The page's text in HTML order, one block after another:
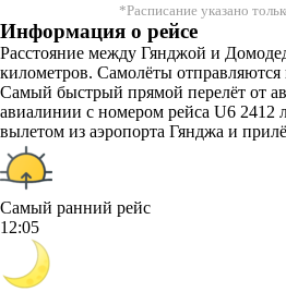
*Расписание указано
Информация о рейсе
Расстояние между Гянджой и
километров. Самолёты
Самый быстрый прямой перелёт от
авиалинии с номером рейса U6 2412
вылетом из аэропорта Гянджа и
Самый ранний рейс
12:05